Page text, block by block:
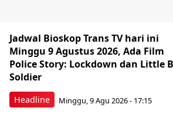
Headline
Jadwal Bioskop Trans TV hari ini
Minggu 9 Agustus 2026, Ada Film
Police Story: Lockdown dan Little
Soldier
Minggu, 9 Agu 2026 - 17:15